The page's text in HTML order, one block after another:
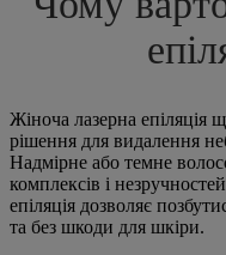
Жіноча лазерна епіляція
рішення для видалення
Надмірне або темне
комплексів і
епіляція дозволяє
та без шкоди для шкіри.